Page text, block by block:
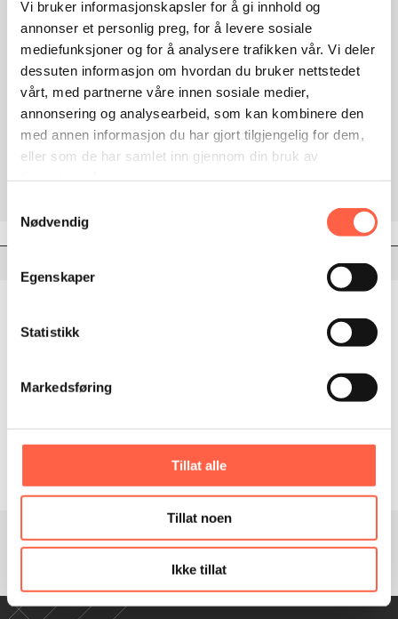
Vi bruker informasjonskapsler for å gi innhold og
annonser et personlig preg, for å levere sosiale
mediefunksjoner og for å analysere trafikken vår. Vi deler
dessuten informasjon om hvordan du bruker nettstedet
vårt, med partnerne våre innen sosiale medier,
annonsering og analysearbeid, som kan kombinere den
med annen informasjon du har gjort tilgjengelig for dem,
eller som de har samlet inn gjennom din bruk av
Nødvendig
Egenskaper
Statistikk
Markedsføring
Tillat alle
Tillat noen
Ikke tillat
Orsta vegrekkverk Produktark.pdf
Orsta vegrekkverk Sertifikat.pdf
Orsta vegrekkverk Tekniske spesifikasjoner.pdf
Arbeidsbredde – W4
Høyde – 690 mm
Stolpeavstand – 3000 mm